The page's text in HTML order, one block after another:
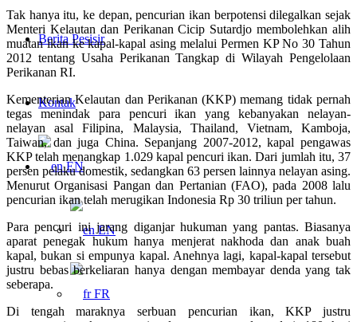
Berita Pesisir
Kontak
EN
EN
FR
Tak hanya itu, ke depan, pencurian ikan berpotensi dilegalkan sejak
Menteri Kelautan dan Perikanan Cicip Sutardjo membolehkan alih
muatan ikan ke kapal-kapal asing melalui Permen KP No 30 Tahun
2012 tentang Usaha Perikanan Tangkap di Wilayah Pengelolaan
Perikanan RI.
Kementerian Kelautan dan Perikanan (KKP) memang tidak pernah
tegas menindak para pencuri ikan yang kebanyakan nelayan-
nelayan asal Filipina, Malaysia, Thailand, Vietnam, Kamboja,
Taiwan, dan juga China. Sepanjang 2007-2012, kapal pengawas
KKP telah menangkap 1.029 kapal pencuri ikan. Dari jumlah itu, 37
persen pelaku domestik, sedangkan 63 persen lainnya nelayan asing.
Menurut Organisasi Pangan dan Pertanian (FAO), pada 2008 lalu
pencurian ikan telah merugikan Indonesia Rp 30 triliun per tahun.
Para pencuri ini jarang diganjar hukuman yang pantas. Biasanya
aparat penegak hukum hanya menjerat nakhoda dan anak buah
kapal, bukan si empunya kapal. Anehnya lagi, kapal-kapal tersebut
justru bebas berkeliaran hanya dengan membayar denda yang tak
seberapa.
Di tengah maraknya serbuan pencurian ikan, KKP justru